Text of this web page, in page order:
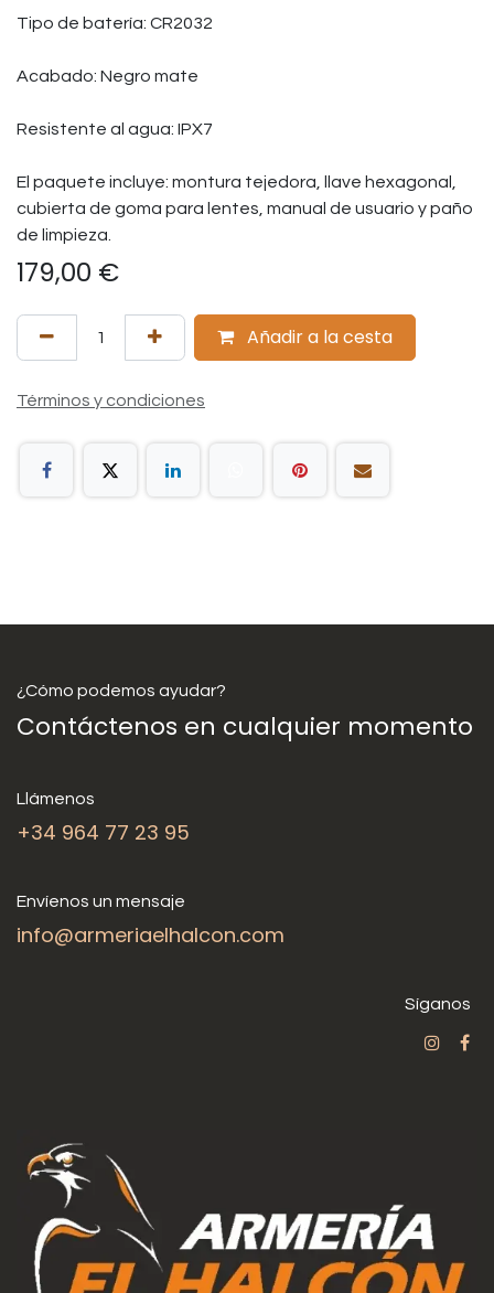
Tipo de batería: CR2032
Acabado: Negro mate
Resistente al agua: IPX7
El paquete incluye: montura tejedora, llave hexagonal,
cubierta de goma para lentes, manual de usuario y paño
de limpieza.
179,00 €
Añadir a la cesta
Términos y condiciones
¿Cómo podemos ayudar?
Contáctenos en cualquier momento
Llámenos
+34 964 77 23 95
Envíenos un mensaje
info@armeriaelhalcon.com
Síganos